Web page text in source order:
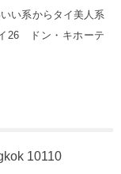
い系からタイ美人系
26 ドン・キホーテ
10110